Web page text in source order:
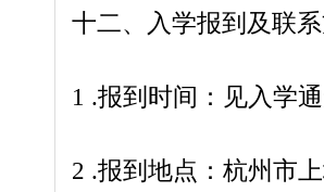
十二、入学报到及联
1 .报到时间：见入学
2 .报到地点：杭州市